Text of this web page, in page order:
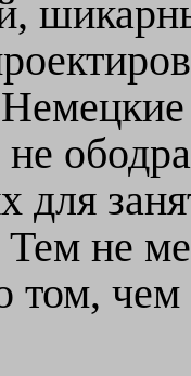
не
для
Тем не
том,